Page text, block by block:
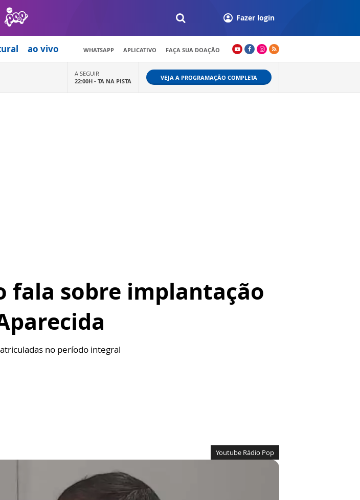
Fazer login
ao vivo WHATSAPP APLICATIVO FAÇA SUA DOAÇÃO
A SEGUIR
22:00H - TA NA PISTA VEJA A PROGRAMAÇÃO COMPLETA
fala sobre implantação
no período integral
Youtube Rádio Pop